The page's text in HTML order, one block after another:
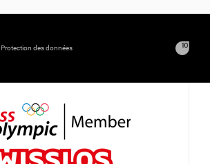
Protection des données